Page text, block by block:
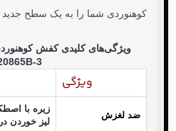
کوهنوردی شما را به یک سطح جدید
3
ویژگی
ضد لغزش
زیره با
لیز خوردن